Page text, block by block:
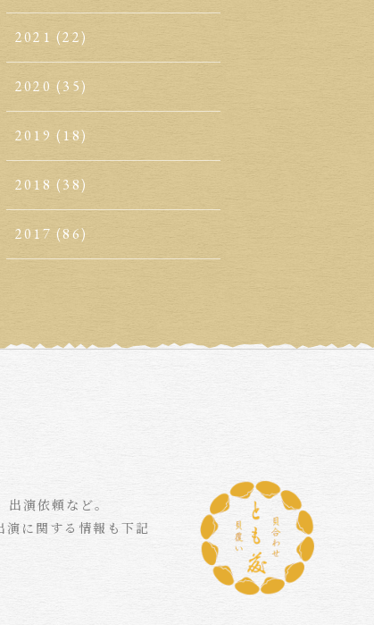
2021 (22)
2020 (35)
2019 (18)
2018 (38)
2017 (86)
演依頼など。
演に関する情報も下記